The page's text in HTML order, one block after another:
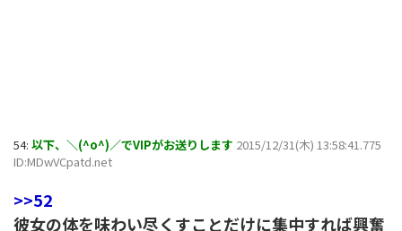
54: 以下、＼(^o^)／でVIPがお送りします 2015/12/31(木) 13:58:41.775
ID:MDwVCpatd.net
>>52
彼女の体を味わい尽くすことだけに集中すれば興奮